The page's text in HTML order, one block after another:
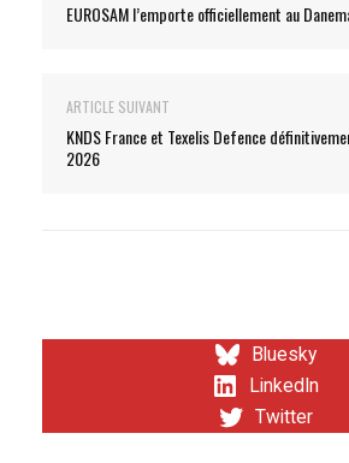
EUROSAM l’emporte officiellement au
ARTICLE SUIVANT
KNDS France et Texelis Defence
2026
Bluesky
LinkedIn
Twitter